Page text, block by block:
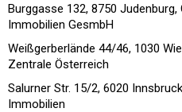
Burggasse 132, 8750
Immobilien GesmbH
Weißgerberlände 44/46, 1030
Zentrale Österreich
Salurner Str. 15/2, 6020
Immobilien